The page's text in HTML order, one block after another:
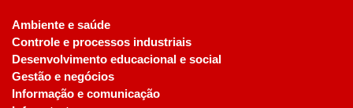
Ambiente e saúde
Controle e processos industriais
Desenvolvimento educacional e social
Gestão e negócios
Informação e comunicação